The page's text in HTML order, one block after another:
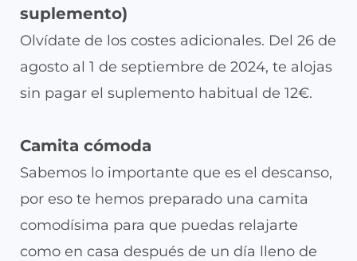
suplemento)
Olvídate de los costes adicionales. Del 26 de
agosto al 1 de septiembre de 2024, te alojas
sin pagar el suplemento habitual de 12€.
Camita cómoda
Sabemos lo importante que es el descanso,
por eso te hemos preparado una camita
comodísima para que puedas relajarte
como en casa después de un día lleno de